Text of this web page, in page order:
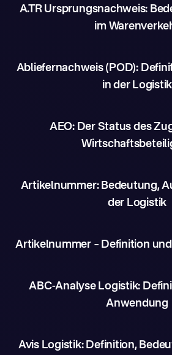
A.TR Ursprungsnachweis:
im
Abliefernachweis (POD):
in der Logistik
AEO: Der Status des
Artikelnummer: Bedeutung,
der Logistik
Artikelnummer – Definition
ABC-Analyse Logistik:
Anwendung
Avis Logistik: Definition,